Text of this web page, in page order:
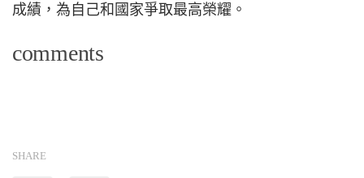
成績，為自己和國家爭取最高榮耀。
comments
SHARE